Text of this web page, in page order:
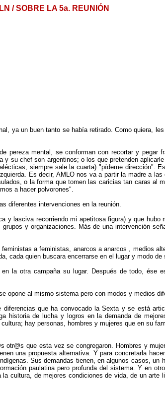
/ SOBRE LA 5a. REUNIÓN
ya un buen tanto se había retirado. Como quiera,
pereza mental, se conforman con recortar y
su chef son argentinos; o los que pretenden
siempre sale la cuarta) "pídeme dirección".
Es decir, AMLO nos va a partir la madre a
o la forma que tomen las caricias tan caras al
a hacer polvorones".
diferentes intervenciones en la reunión.
y lasciva recorriendo mi apetitosa figura) y que
y organizaciones. Más de una intervención
a feministas, anarcos a anarcos , medios
cada quien buscara encerrarse en el lugar y modo de
la otra campaña su lugar. Después de todo, ése
opone al mismo sistema pero con modos y medios
que ha convocado la Sexta y se está
historia de lucha y logros en la demanda de
hay personas, hombres y mujeres que en su
que esta vez se congregaron. Hombres y
una propuesta alternativa. Y para concretarla
Sus demandas tienen, en algunos casos, un
paulatina pero profunda del sistema. Y en
cultura, de mejores condiciones de vida, de un arte